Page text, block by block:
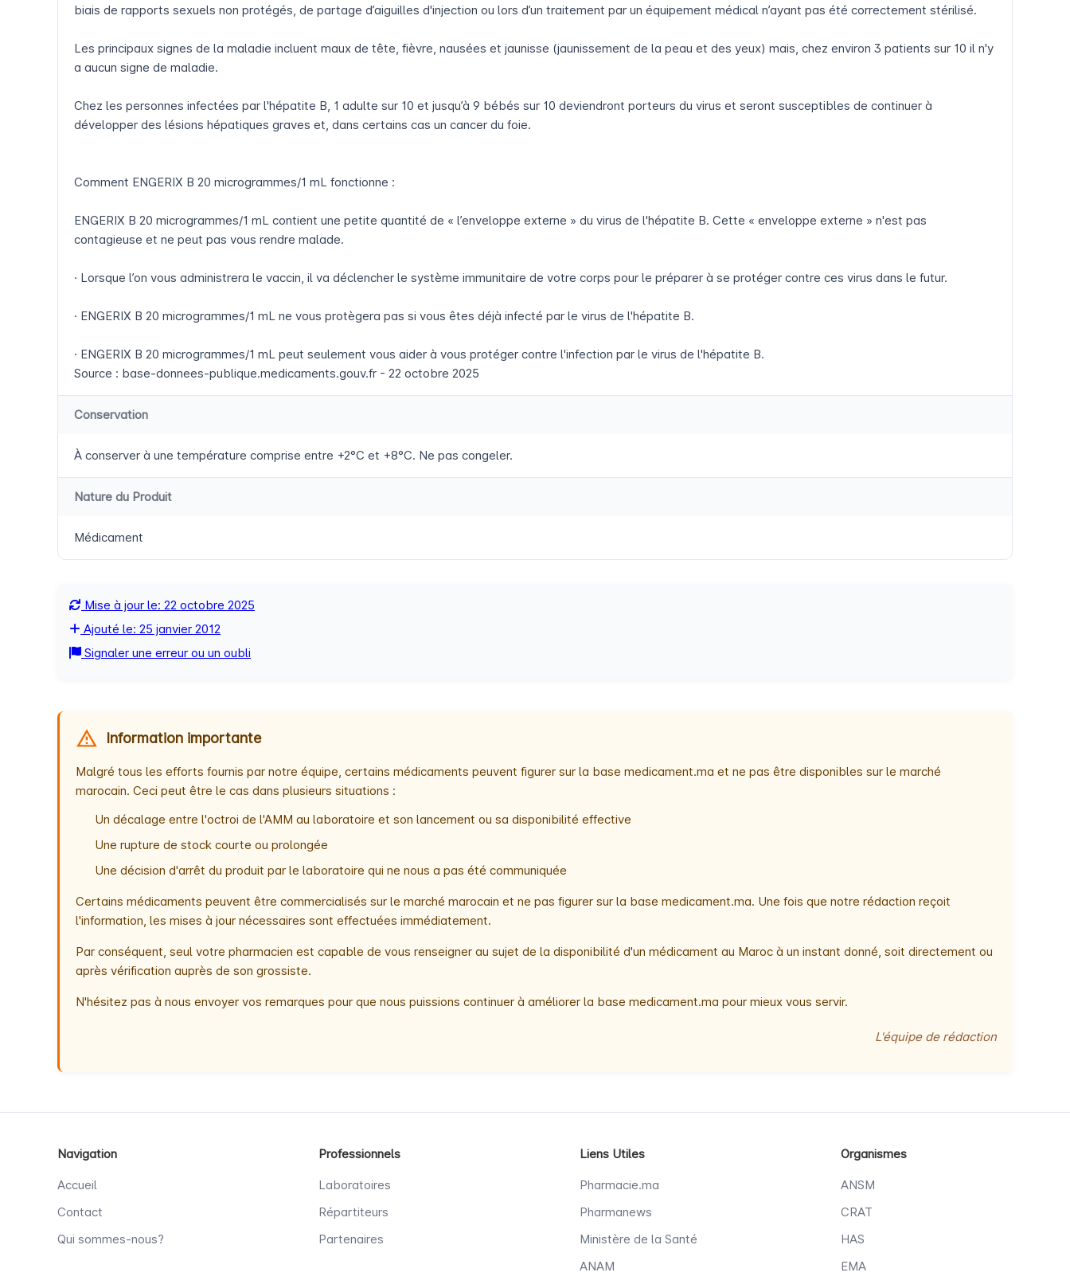
biais de rapports sexuels non protégés, de partage d’aiguilles d'injection ou lors d’un traitement par un équipement médical n’ayant pas été correctement stérilisé.
Les principaux signes de la maladie incluent maux de tête, fièvre, nausées et jaunisse (jaunissement de la peau et des yeux) mais, chez environ 3 patients sur 10 il n'y
a aucun signe de maladie.
Chez les personnes infectées par l'hépatite B, 1 adulte sur 10 et jusqu’à 9 bébés sur 10 deviendront porteurs du virus et seront susceptibles de continuer à
développer des lésions hépatiques graves et, dans certains cas un cancer du foie.
Comment ENGERIX B 20 microgrammes/1 mL fonctionne :
ENGERIX B 20 microgrammes/1 mL contient une petite quantité de « l’enveloppe externe » du virus de l'hépatite B. Cette « enveloppe externe » n'est pas
contagieuse et ne peut pas vous rendre malade.
· Lorsque l’on vous administrera le vaccin, il va déclencher le système immunitaire de votre corps pour le préparer à se protéger contre ces virus dans le futur.
· ENGERIX B 20 microgrammes/1 mL ne vous protègera pas si vous êtes déjà infecté par le virus de l'hépatite B.
· ENGERIX B 20 microgrammes/1 mL peut seulement vous aider à vous protéger contre l'infection par le virus de l'hépatite B.
Source : base-donnees-publique.medicaments.gouv.fr - 22 octobre 2025
Conservation
À conserver à une température comprise entre +2°C et +8°C. Ne pas congeler.
Nature du Produit
Médicament
Mise à jour le: 22 octobre 2025
Ajouté le: 25 janvier 2012
Signaler une erreur ou un oubli
Information importante
Malgré tous les efforts fournis par notre équipe, certains médicaments peuvent figurer sur la base medicament.ma et ne pas être disponibles sur le marché
marocain. Ceci peut être le cas dans plusieurs situations :
Un décalage entre l'octroi de l'AMM au laboratoire et son lancement ou sa disponibilité effective
Une rupture de stock courte ou prolongée
Une décision d'arrêt du produit par le laboratoire qui ne nous a pas été communiquée
Certains médicaments peuvent être commercialisés sur le marché marocain et ne pas figurer sur la base medicament.ma. Une fois que notre rédaction reçoit
l'information, les mises à jour nécessaires sont effectuées immédiatement.
Par conséquent, seul votre pharmacien est capable de vous renseigner au sujet de la disponibilité d'un médicament au Maroc à un instant donné, soit directement ou
après vérification auprès de son grossiste.
N'hésitez pas à nous envoyer vos remarques pour que nous puissions continuer à améliorer la base medicament.ma pour mieux vous servir.
L'équipe de rédaction
Navigation
Accueil
Contact
Qui sommes-nous?
Professionnels
Laboratoires
Répartiteurs
Partenaires
Liens Utiles
Pharmacie.ma
Pharmanews
Ministère de la Santé
ANAM
Organismes
ANSM
CRAT
HAS
EMA